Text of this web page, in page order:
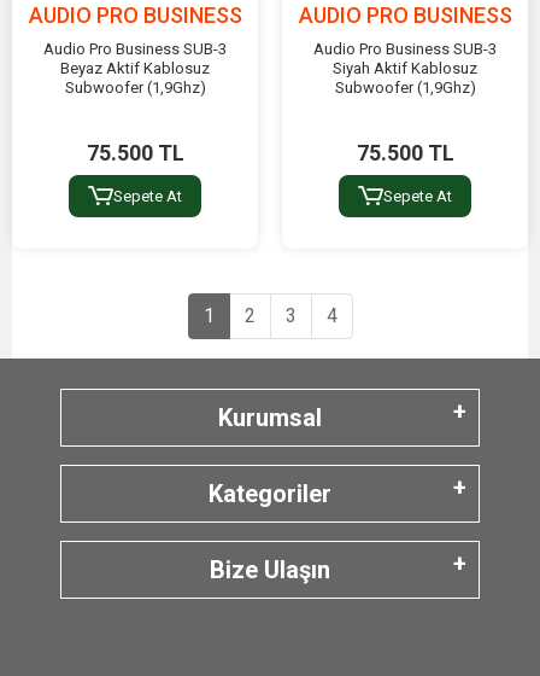
AUDIO PRO BUSINESS
Audio Pro Business SUB-3
Beyaz Aktif Kablosuz
Subwoofer (1,9Ghz)
75.500 TL
Sepete At
AUDIO PRO BUSINESS
Audio Pro Business SUB-3
Siyah Aktif Kablosuz
Subwoofer (1,9Ghz)
75.500 TL
Sepete At
1 2 3 4
Kurumsal
Kategoriler
Bize Ulaşın